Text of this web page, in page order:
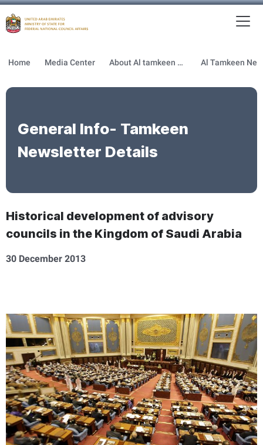
Home Media Center About Al tamkeen newsletter
General Info- Tamkeen
Newsletter Details
Historical development of advisory
councils in the Kingdom of Saudi Arabia
30 December 2013